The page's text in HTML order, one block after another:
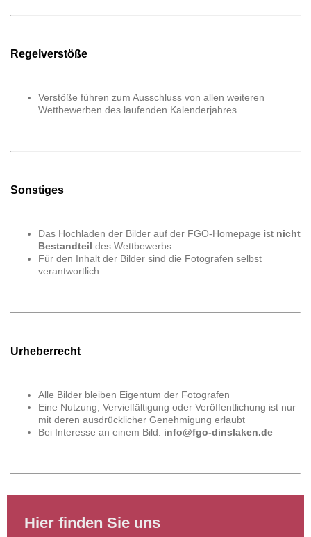
Regelverstöße
Verstöße führen zum Ausschluss von allen weiteren
Wettbewerben des laufenden Kalenderjahres
Sonstiges
Das Hochladen der Bilder auf der FGO-Homepage ist nicht
Bestandteil des Wettbewerbs
Für den Inhalt der Bilder sind die Fotografen selbst
verantwortlich
Urheberrecht
Alle Bilder bleiben Eigentum der Fotografen
Eine Nutzung, Vervielfältigung oder Veröffentlichung ist nur
mit deren ausdrücklicher Genehmigung erlaubt
Bei Interesse an einem Bild: info@fgo-dinslaken.de
Hier finden Sie uns